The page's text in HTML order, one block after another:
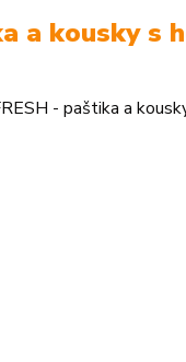
a kousky s